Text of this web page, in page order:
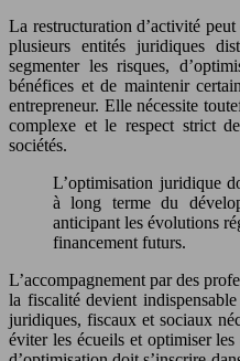
La restructuration d’activité
plusieurs entités juridiques
segmenter les risques,
bénéfices et de maintenir
entrepreneur. Elle nécessite
complexe et le respect strict
sociétés.
L’optimisation juridique
à long terme du
anticipant les évolutions
financement futurs.
L’accompagnement par des
la fiscalité devient
juridiques, fiscaux et sociaux
éviter les écueils et optimiser